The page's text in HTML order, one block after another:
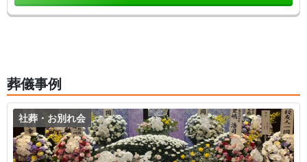
葬儀事例
社葬・お別れ会